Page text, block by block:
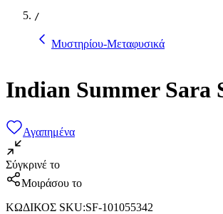
/
Μυστηρίου-Μεταφυσικά
Indian Summer Sara
Αγαπημένα
Σύγκρινέ το
Μοιράσου το
ΚΩΔΙΚΟΣ SKU:SF-101055342